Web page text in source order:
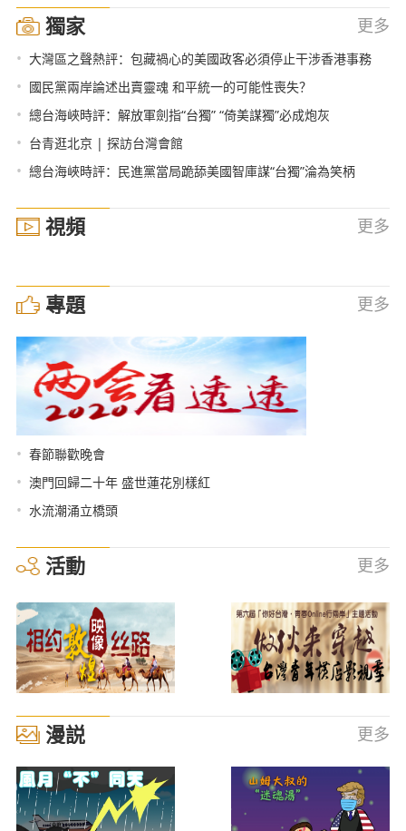
獨家 更多
• 大灣區之聲熱評：包藏禍心的美國政客必須停止干涉香港事務
• 國民黨兩岸論述出賣靈魂 和平統一的可能性喪失？
• 總台海峽時評：解放軍劍指“台獨” “倚美謀獨”必成炮灰
• 台青逛北京 | 探訪台灣會館
• 總台海峽時評：民進黨當局跪舔美國智庫謀“台獨”淪為笑柄
視頻 更多
專題 更多
• 春節聯歡晚會
• 澳門回歸二十年 盛世蓮花別樣紅
• 水流潮涌立橋頭
活動 更多
漫説 更多